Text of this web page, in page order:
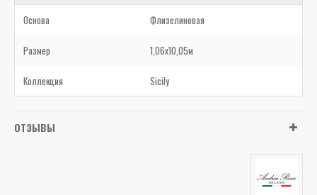
Основа Флизелиновая
Размер 1,06x10,05м
Коллекция Sicily
ОТЗЫВЫ